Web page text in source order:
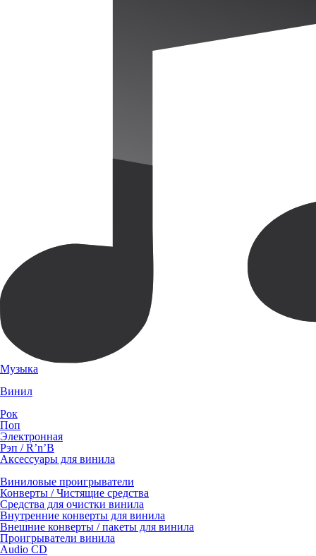
Музыка
Винил
Рок
Поп
Электронная
Рэп / R’n’B
Аксессуары для винила
Виниловые проигрыватели
Конверты / Чистящие средства
Средства для очистки винила
Внутренние конверты для винила
Внешние конверты / пакеты для винила
Проигрыватели винила
Audio CD